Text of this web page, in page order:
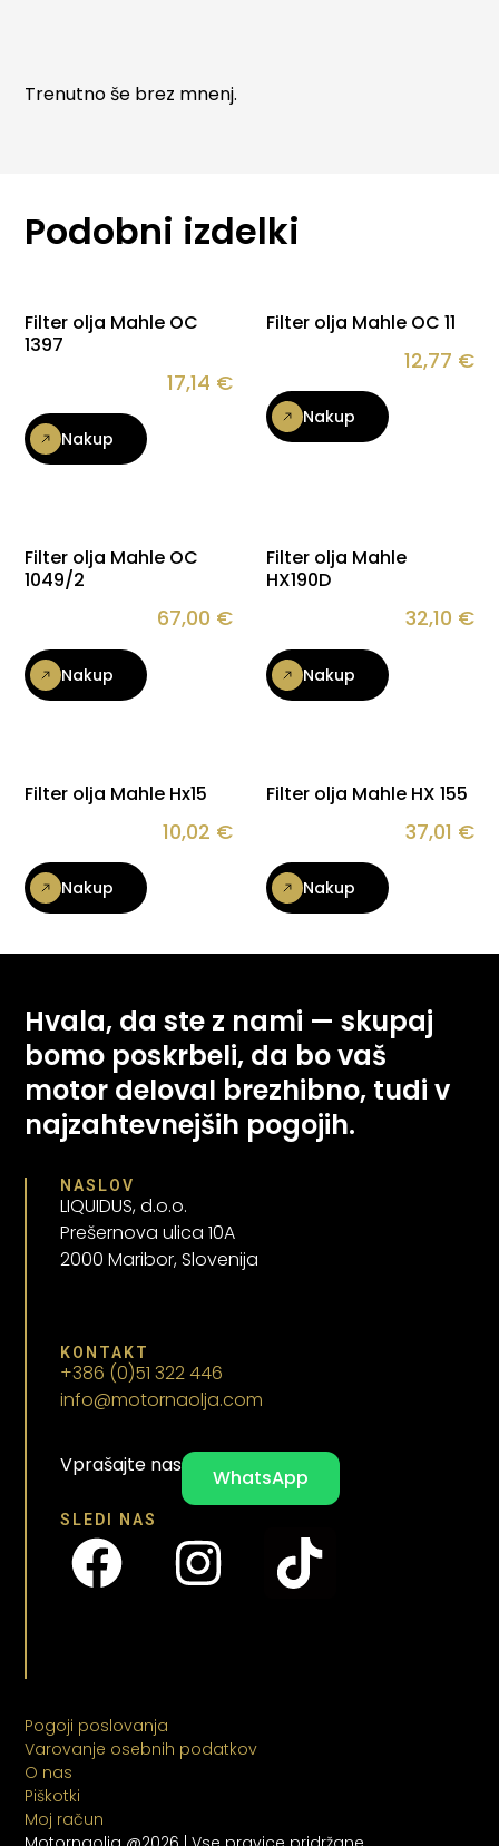
Trenutno še brez mnenj.
Podobni izdelki
Filter olja Mahle OC
1397
17,14 €
Nakup
Filter olja Mahle OC 11
12,77 €
Nakup
Filter olja Mahle OC
1049/2
67,00 €
Nakup
Filter olja Mahle
HX190D
32,10 €
Nakup
Filter olja Mahle Hx15
10,02 €
Nakup
Filter olja Mahle HX 155
37,01 €
Nakup
Hvala, da ste z nami — skupaj
bomo poskrbeli, da bo vaš
motor deloval brezhibno, tudi v
najzahtevnejših pogojih.
NASLOV
LIQUIDUS, d.o.o.
Prešernova ulica 10A
2000 Maribor, Slovenija
KONTAKT
+386 (0)51 322 446
info@motornaolja.com
Vprašajte nas
WhatsApp
SLEDI NAS
Pogoji poslovanja
Varovanje osebnih podatkov
O nas
Piškotki
Moj račun